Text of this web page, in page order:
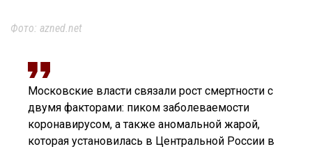
Фото: azned.net
Московские власти связали рост смертности с
двумя факторами: пиком заболеваемости
коронавирусом, а также аномальной жарой,
которая установилась в Центральной России в